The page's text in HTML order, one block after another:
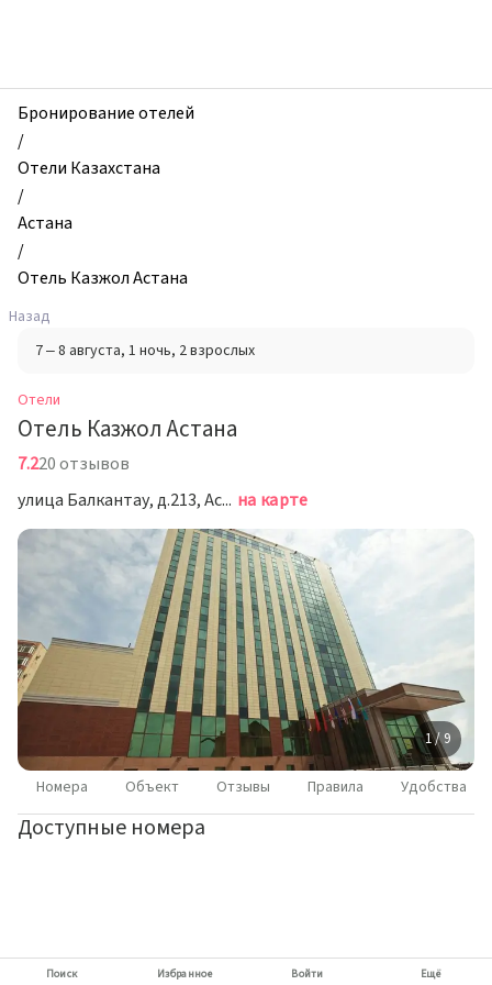
Отель
Казжол
Астана,
Астана,
Казахстан
Бронирование отелей
/
Отели Казахстана
/
Астана
/
Отель Казжол Астана
Назад
7 – 8 августа, 1 ночь, 2 взрослых
Отели
Отель Казжол Астана
7.220 отзывов
улица Балкантау, д.213, Астана на карте
1 / 9
Номера Объект Отзывы Правила Удобства
Доступные номера
Поиск Избранное Войти Ещё